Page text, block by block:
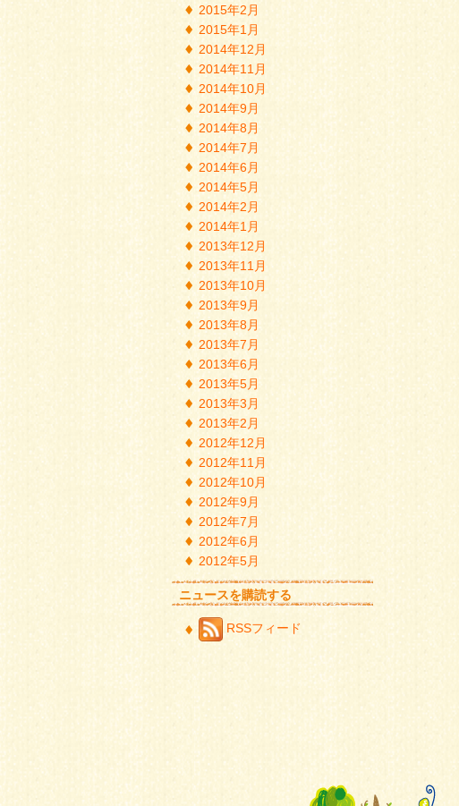
2015年2月
2015年1月
2014年12月
2014年11月
2014年10月
2014年9月
2014年8月
2014年7月
2014年6月
2014年5月
2014年2月
2014年1月
2013年12月
2013年11月
2013年10月
2013年9月
2013年8月
2013年7月
2013年6月
2013年5月
2013年3月
2013年2月
2012年12月
2012年11月
2012年10月
2012年9月
2012年7月
2012年6月
2012年5月
ニュースを購読する
RSSフィード